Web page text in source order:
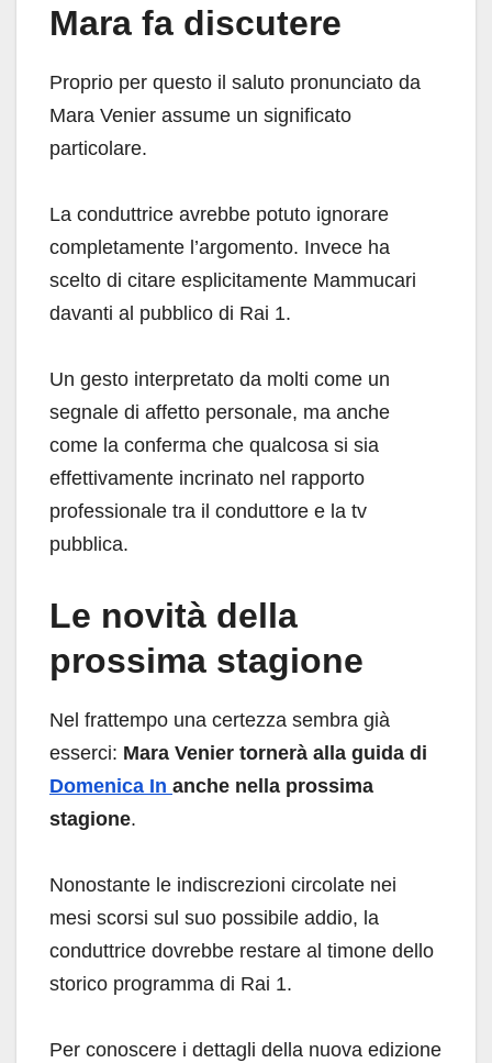
Mara fa discutere
Proprio per questo il saluto pronunciato da
Mara Venier assume un significato
particolare.
La conduttrice avrebbe potuto ignorare
completamente l’argomento. Invece ha
scelto di citare esplicitamente Mammucari
davanti al pubblico di Rai 1.
Un gesto interpretato da molti come un
segnale di affetto personale, ma anche
come la conferma che qualcosa si sia
effettivamente incrinato nel rapporto
professionale tra il conduttore e la tv
pubblica.
Le novità della
prossima stagione
Nel frattempo una certezza sembra già
esserci: Mara Venier tornerà alla guida di
Domenica In anche nella prossima
stagione.
Nonostante le indiscrezioni circolate nei
mesi scorsi sul suo possibile addio, la
conduttrice dovrebbe restare al timone dello
storico programma di Rai 1.
Per conoscere i dettagli della nuova edizione